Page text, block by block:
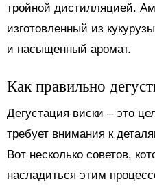
тройной дистилляцией.
изготовленный из
и насыщенный аромат.
Как правильно
Дегустация виски – это
требует внимания к
Вот несколько советов,
насладиться этим